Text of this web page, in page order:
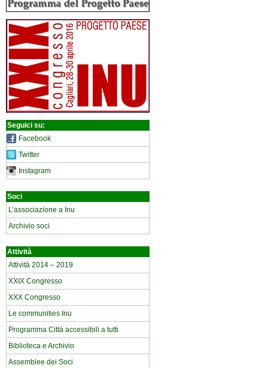
Seguici su:
Facebook
Twitter
Instagram
Soci
L’associazione a Inu
Archivio soci
Attività
Attività 2014 – 2019
XXIX Congresso
XXX Congresso
Le communities Inu
Programma Città accessibili a tutti
Biblioteca e Archivio
Assemblee dei Soci